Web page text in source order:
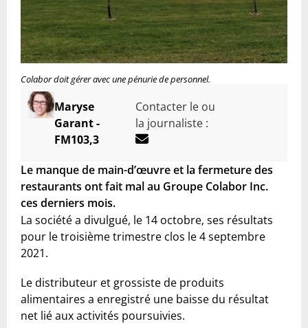
Colabor doit gérer avec une pénurie de personnel.
Maryse
Garant -
FM103,3
Contacter le ou
la journaliste :
Le manque de main-d’œuvre et la fermeture des
restaurants ont fait mal au Groupe Colabor Inc.
ces derniers mois.
La société a divulgué, le 14 octobre, ses résultats
pour le troisième trimestre clos le 4 septembre
2021.
Le distributeur et grossiste de produits
alimentaires a enregistré une baisse du résultat
net lié aux activités poursuivies.